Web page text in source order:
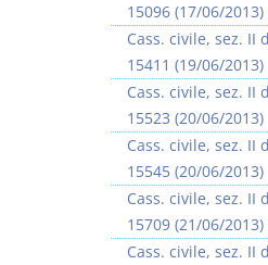
15096 (17/06/2013)
Cass. civile, sez. II
15411 (19/06/2013)
Cass. civile, sez. II
15523 (20/06/2013)
Cass. civile, sez. II
15545 (20/06/2013)
Cass. civile, sez. II
15709 (21/06/2013)
Cass. civile, sez. II
relazione giuridica
Versione ebook